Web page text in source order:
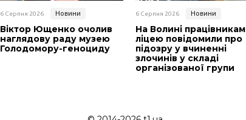
6 Серпня 2026 Новини
Віктор Ющенко очолив
наглядову раду музею
Голодомору-геноциду
6 Серпня 2026 Новини
На Волині працівникам
ліцею повідомили про
підозру у вчиненні
злочинів у складі
організованої групи